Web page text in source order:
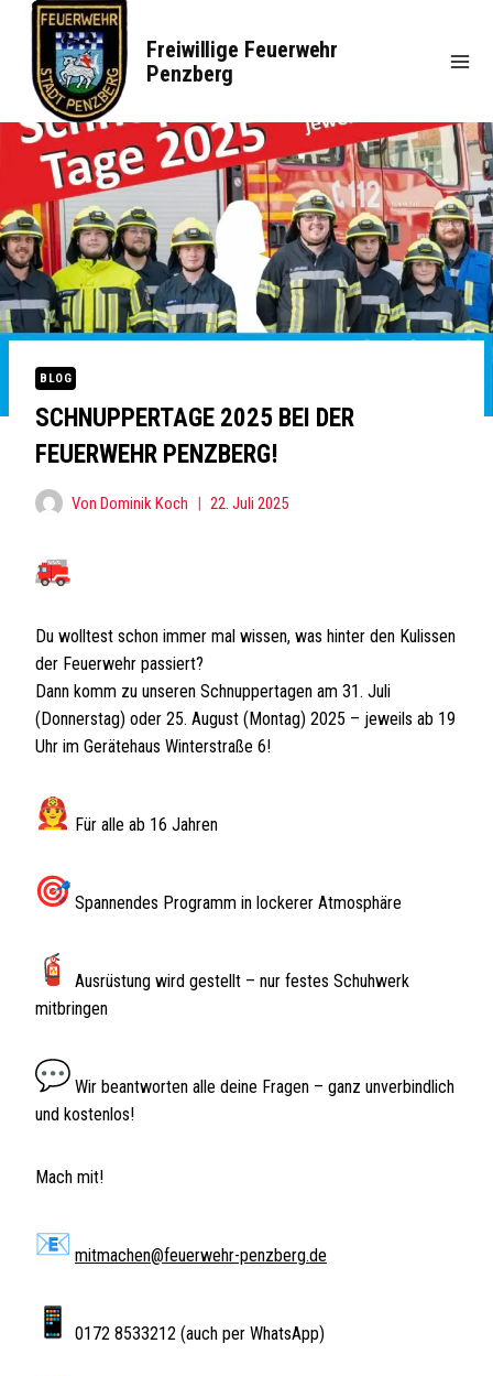
springen
Freiwillige Feuerwehr
Penzberg
BLOG
SCHNUPPERTAGE 2025 BEI DER
FEUERWEHR PENZBERG!
Von Dominik Koch 22. Juli 2025
Du wolltest schon immer mal wissen, was hinter den Kulissen
der Feuerwehr passiert?
Dann komm zu unseren Schnuppertagen am 31. Juli
(Donnerstag) oder 25. August (Montag) 2025 – jeweils ab 19
Uhr im Gerätehaus Winterstraße 6!
Für alle ab 16 Jahren
Spannendes Programm in lockerer Atmosphäre
Ausrüstung wird gestellt – nur festes Schuhwerk
mitbringen
Wir beantworten alle deine Fragen – ganz unverbindlich
und kostenlos!
Mach mit!
mitmachen@feuerwehr-penzberg.de
0172 8533212 (auch per WhatsApp)